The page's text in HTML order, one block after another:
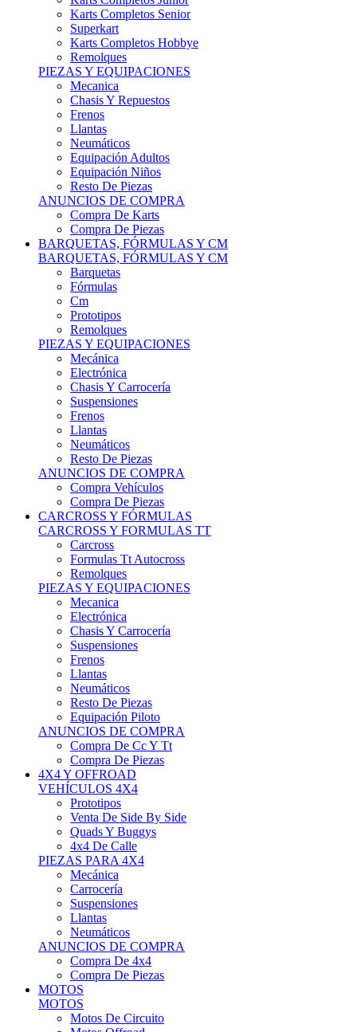
Karts Completos Senior
Superkart
Karts Completos Hobbye
Remolques
PIEZAS Y EQUIPACIONES
Mecanica
Chasis Y Repuestos
Frenos
Llantas
Neumáticos
Equipación Adultos
Equipación Niños
Resto De Piezas
ANUNCIOS DE COMPRA
Compra De Karts
Compra De Piezas
BARQUETAS, FÓRMULAS Y CM
BARQUETAS, FÓRMULAS Y CM
Barquetas
Fórmulas
Cm
Prototipos
Remolques
PIEZAS Y EQUIPACIONES
Mecánica
Electrónica
Chasis Y Carrocería
Suspensiones
Frenos
Llantas
Neumáticos
Resto De Piezas
ANUNCIOS DE COMPRA
Compra Vehículos
Compra De Piezas
CARCROSS Y FÓRMULAS
CARCROSS Y FORMULAS TT
Carcross
Formulas Tt Autocross
Remolques
PIEZAS Y EQUIPACIONES
Mecanica
Electrónica
Chasis Y Carrocería
Suspensiones
Frenos
Llantas
Neumáticos
Resto De Piezas
Equipación Piloto
ANUNCIOS DE COMPRA
Compra De Cc Y Tt
Compra De Piezas
4X4 Y OFFROAD
VEHÍCULOS 4X4
Prototipos
Venta De Side By Side
Quads Y Buggys
4x4 De Calle
PIEZAS PARA 4X4
Mecánica
Carrocería
Suspensiones
Llantas
Neumáticos
ANUNCIOS DE COMPRA
Compra De 4x4
Compra De Piezas
MOTOS
MOTOS
Motos De Circuito